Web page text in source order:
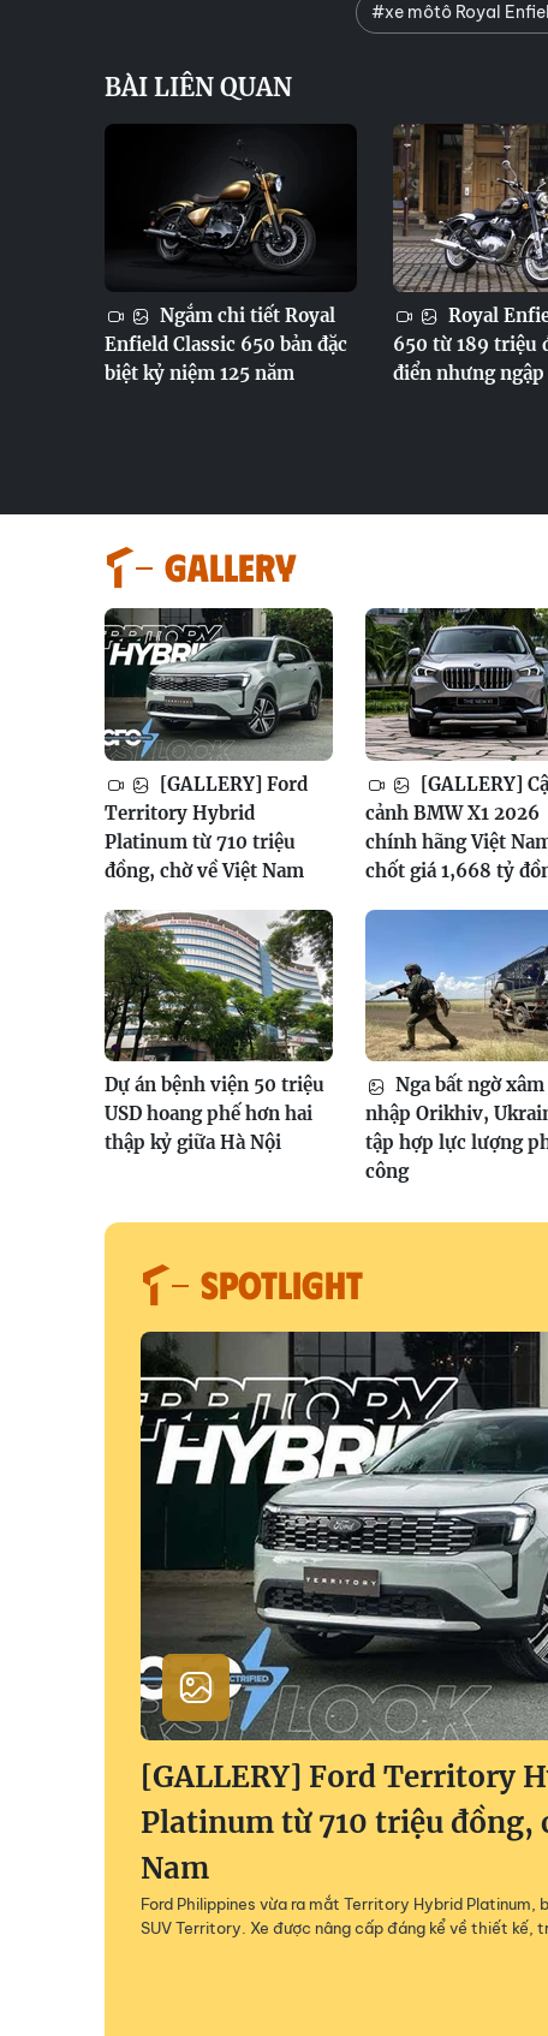
#xe môtô Royal
BÀI LIÊN QUAN
Ngắm chi tiết Royal
Enfield Classic 650 bản đặc
biệt kỷ niệm 125 năm
Royal
650 từ 189 triệu
điển nhưng
GALLERY
[GALLERY] Ford
Territory Hybrid
Platinum từ 710 triệu
đồng, chờ về Việt Nam
[GALLERY]
cảnh BMW X1 2026
chính hãng Việt
chốt giá 1,668 tỷ
Dự án bệnh viện 50 triệu
USD hoang phế hơn hai
thập kỷ giữa Hà Nội
Nga bất ngờ xâm
nhập Orikhiv,
tập hợp lực lượng
công
SPOTLIGHT
[GALLERY] Ford Territory
Platinum từ 710 triệu đồng,
Nam
Ford Philippines vừa ra mắt Territory Hybrid Platinum,
SUV Territory. Xe được nâng cấp đáng kể về thiết kế,